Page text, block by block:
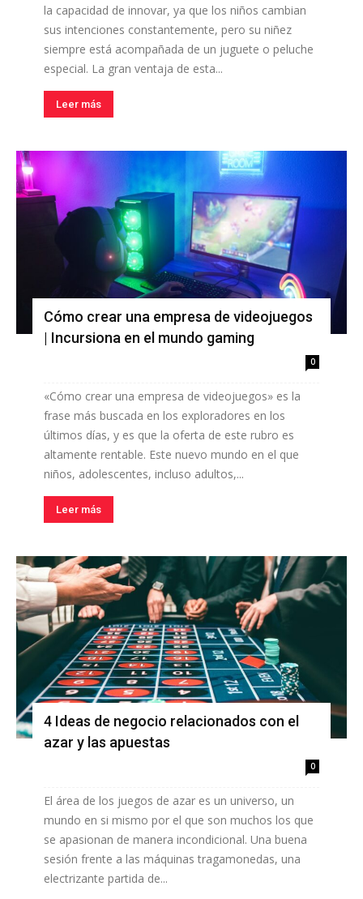
la capacidad de innovar, ya que los niños cambian
sus intenciones constantemente, pero su niñez
siempre está acompañada de un juguete o peluche
especial. La gran ventaja de esta...
Leer más
Cómo crear una empresa de videojuegos
| Incursiona en el mundo gaming
0
«Cómo crear una empresa de videojuegos» es la
frase más buscada en los exploradores en los
últimos días, y es que la oferta de este rubro es
altamente rentable. Este nuevo mundo en el que
niños, adolescentes, incluso adultos,...
Leer más
4 Ideas de negocio relacionados con el
azar y las apuestas
0
El área de los juegos de azar es un universo, un
mundo en si mismo por el que son muchos los que
se apasionan de manera incondicional. Una buena
sesión frente a las máquinas tragamonedas, una
electrizante partida de...